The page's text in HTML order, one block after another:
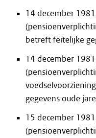
14 december
betreft feitelijke
14 december
gegevens oude
15 december